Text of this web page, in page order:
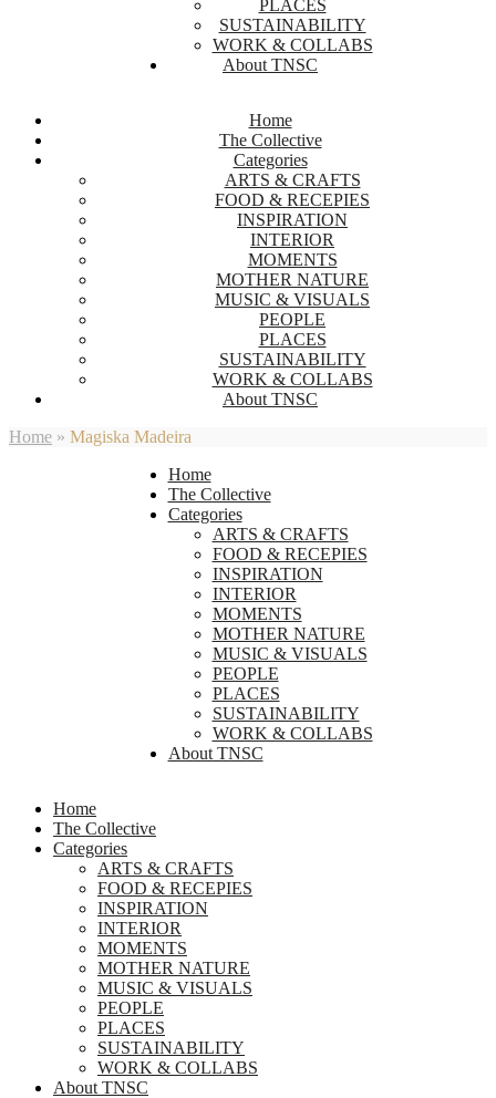
PLACES
SUSTAINABILITY
WORK & COLLABS
About TNSC
Home
The Collective
Categories
ARTS & CRAFTS
FOOD & RECEPIES
INSPIRATION
INTERIOR
MOMENTS
MOTHER NATURE
MUSIC & VISUALS
PEOPLE
PLACES
SUSTAINABILITY
WORK & COLLABS
About TNSC
Home » Magiska Madeira
Home
The Collective
Categories
ARTS & CRAFTS
FOOD & RECEPIES
INSPIRATION
INTERIOR
MOMENTS
MOTHER NATURE
MUSIC & VISUALS
PEOPLE
PLACES
SUSTAINABILITY
WORK & COLLABS
About TNSC
Home
The Collective
Categories
ARTS & CRAFTS
FOOD & RECEPIES
INSPIRATION
INTERIOR
MOMENTS
MOTHER NATURE
MUSIC & VISUALS
PEOPLE
PLACES
SUSTAINABILITY
WORK & COLLABS
About TNSC